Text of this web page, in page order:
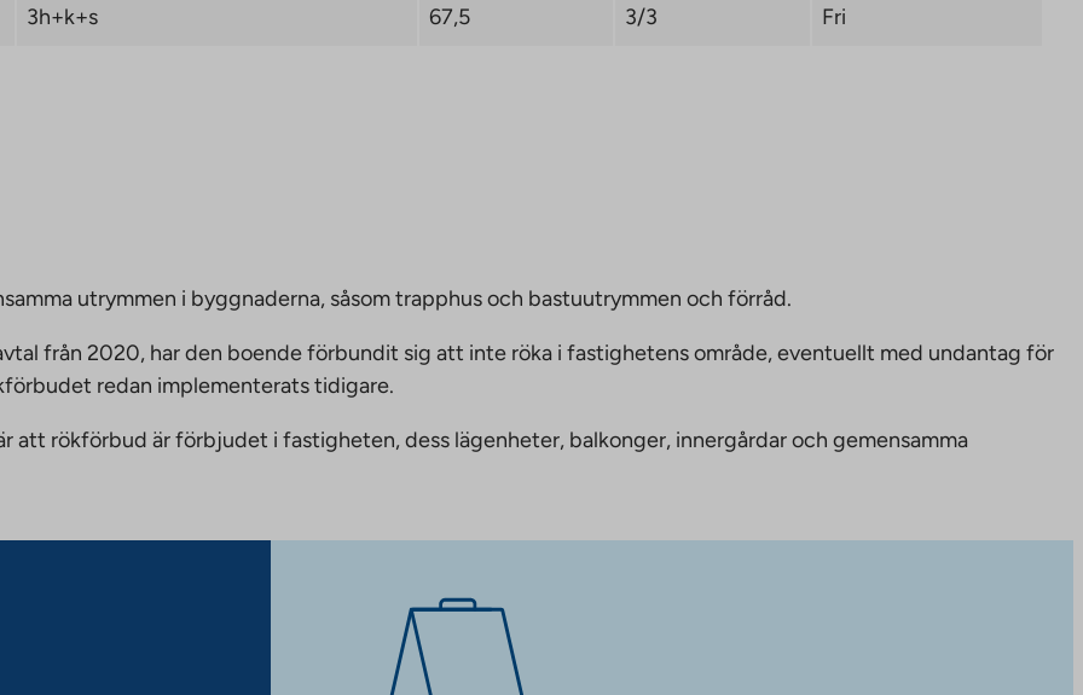
3h+k+s 67,5 3/3 Fri
utrymmen i byggnaderna, såsom trapphus och bastuutrymmen och förråd.
från 2020, har den boende förbundit sig att inte röka i fastighetens område, eventuellt med undantag för
redan implementerats tidigare.
att rökförbud är förbjudet i fastigheten, dess lägenheter, balkonger, innergårdar och gemensamma